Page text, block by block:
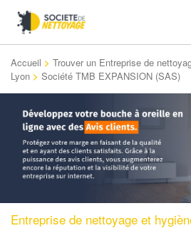
Accueil > Trouver un Entreprise de
Lyon > Société TMB EXPANSION (SAS)
Entreprise de nettoyage et